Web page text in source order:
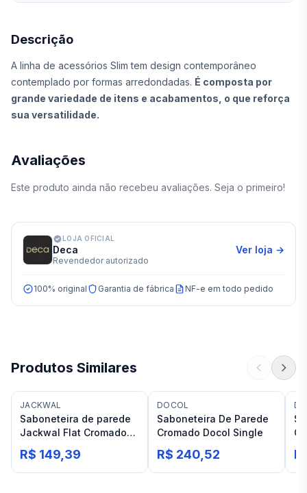
Descrição
A linha de acessórios Slim tem design contemporâneo
contemplado por formas arredondadas. É composta por
grande variedade de itens e acabamentos, o que reforça
sua versatilidade.
Avaliações
Este produto ainda não recebeu avaliações. Seja o primeiro!
LOJA OFICIAL
Deca
Revendedor autorizado
Ver loja →
100% original Garantia de fábrica NF-e em todo pedido
Produtos Similares
JACKWAL
Saboneteira de parede
Jackwal Flat Cromado
Oval
R$ 149,39
DOCOL
Saboneteira De Parede
Cromado Docol Single
R$ 240,52